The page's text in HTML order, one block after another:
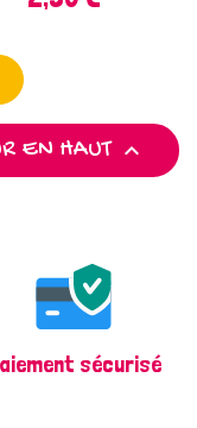
EN HAUT 
sécurisé